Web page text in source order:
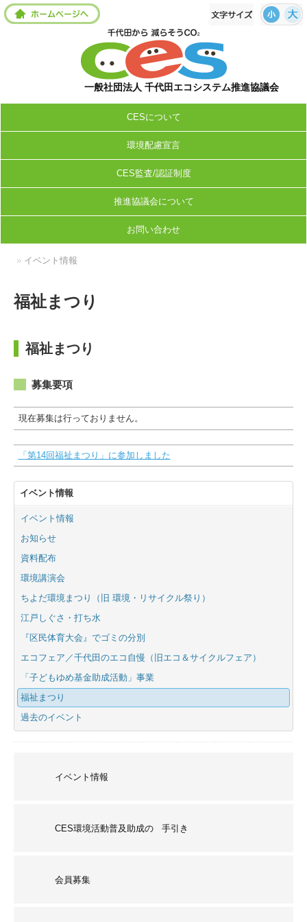
一般社団法人 千代田エコシステム推進協議会
CESについて
環境配慮宣言
CES監査/認証制度
推進協議会について
お問い合わせ
» イベント情報
福祉まつり
福祉まつり
募集要項
現在募集は行っておりません。
「第14回福祉まつり」に参加しました
イベント情報
イベント情報
お知らせ
資料配布
環境講演会
ちよだ環境まつり（旧 環境・リサイクル祭り）
江戸しぐさ・打ち水
『区民体育大会』でゴミの分別
エコフェア／千代田のエコ自慢（旧エコ＆サイクルフェア）
「子どもゆめ基金助成活動」事業
福祉まつり
過去のイベント
イベント情報
CES環境活動普及助成の 手引き
会員募集